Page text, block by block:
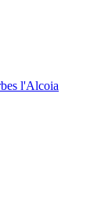
l'Alcoia